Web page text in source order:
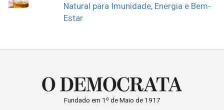
Natural para Imunidade, Energia e Bem-
Estar
Fundado em 1º de Maio de 1917